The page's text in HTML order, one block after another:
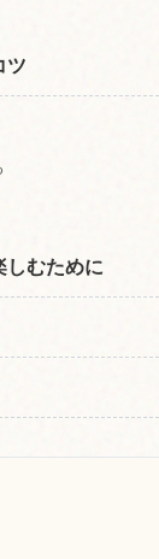
ツ
しむために